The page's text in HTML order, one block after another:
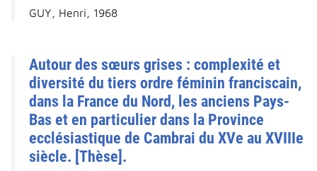
GUY, Henri, 1968
Autour des sœurs grises : complexité et
diversité du tiers ordre féminin franciscain,
dans la France du Nord, les anciens Pays-
Bas et en particulier dans la Province
ecclésiastique de Cambrai du XVe au XVIIIe
siècle. [Thèse].